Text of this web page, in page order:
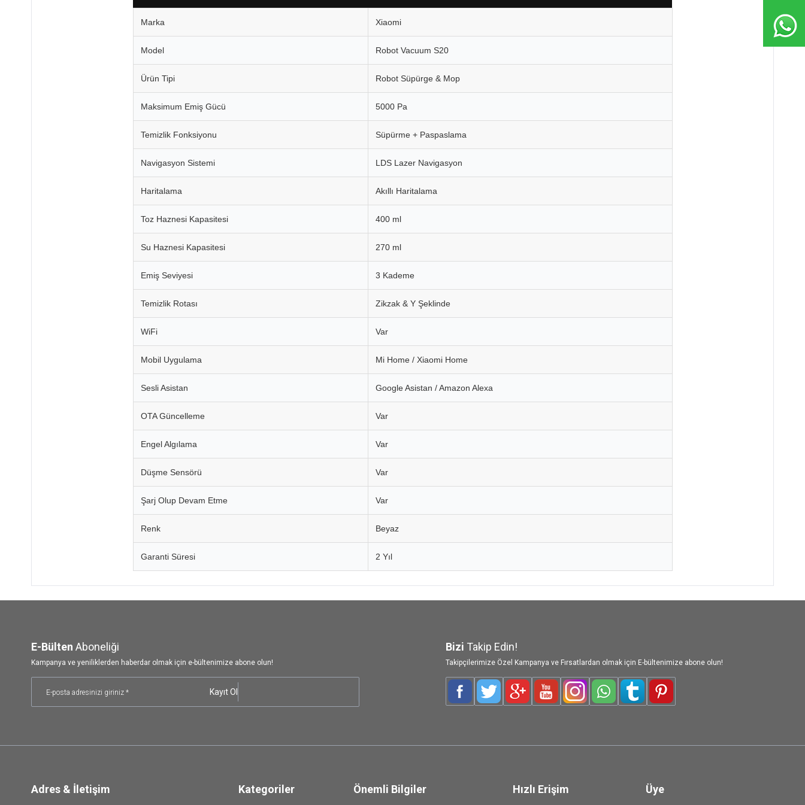
Marka Xiaomi
Model Robot Vacuum S20
Ürün Tipi Robot Süpürge & Mop
Maksimum Emiş Gücü 5000 Pa
Temizlik Fonksiyonu Süpürme + Paspaslama
Navigasyon Sistemi LDS Lazer Navigasyon
Haritalama Akıllı Haritalama
Toz Haznesi Kapasitesi 400 ml
Su Haznesi Kapasitesi 270 ml
Emiş Seviyesi 3 Kademe
Temizlik Rotası Zikzak & Y Şeklinde
WiFi Var
Mobil Uygulama Mi Home / Xiaomi Home
Sesli Asistan Google Asistan / Amazon Alexa
OTA Güncelleme Var
Engel Algılama Var
Düşme Sensörü Var
Şarj Olup Devam Etme Var
Renk Beyaz
Garanti Süresi 2 Yıl
E-Bülten Aboneliği
Kampanya ve yeniliklerden haberdar olmak için e-bültenimize abone olun!
Kayıt Ol
Bizi Takip Edin!
Takipçilerimize Özel Kampanya ve Fırsatlardan olmak için E-bültenimize abone olun!
FacebookTwitterGoogle-PlusYoutubeInstagramWhatsAppTumblrPinterest
Adres & İletişim Kategoriler Önemli Bilgiler Hızlı Erişim Üye